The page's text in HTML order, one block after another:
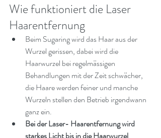
Wie funktioniert die Laser
Haarentfernung
Beim Sugaring wird das Haar aus der
Wurzel gerissen, dabei wird die
Haarwurzel bei regelmässigen
Behandlungen mit der Zeit schwächer,
die Haare werden feiner und manche
Wurzeln stellen den Betrieb irgendwann
ganz ein.
Bei der Laser- Haarentfernung wird